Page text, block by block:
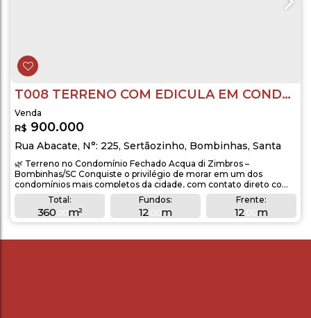
T008 TERRENO COM EDICULA EM CONDOMÍNIO FECHADO - AQCUA DI ZIMBROS
R$ 900.000
Rua Abacate, N°: 225, Sertãozinho, Bombinhas, Santa
Total:
360 .00m²
Fundos:
12 .00m
Frente:
12 .00m
Lado Direito:
30.00m
Lado Esquerdo:
30.00m
🌿 Terreno no Condomínio Fechado Acqua di Zimbros –
Bombinhas/SC Conquiste o privilégio de morar em um dos
condomínios mais completos da cidade, com contato direto com
a natureza e infraestrutura de alto padrão. 📐 Detalhes do terreno:
Área total de 360 m² (aproximadamente 12 x 30 m) Lote plano,
limpo e aterrado, pronto para construir Localização privilegiada no
bairro...